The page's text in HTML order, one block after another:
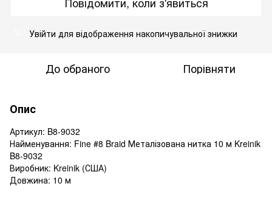
Увійти для відображення накопичувальної знижки
До обраного Порівняти
Опис
Артикул: B8-9032
Найменування: Fine #8 Braid Металізована нитка 10 м Kreinik
B8-9032
Виробник: Kreinik (США)
Довжина: 10 м